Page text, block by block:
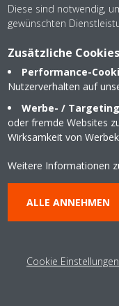
Die
Entdecken Sie die
Diese sind notwendig,
gewünschten
Zusätzliche
Performance-
Nutzerverhalten auf
Werbe- /
oder fremde Websites
Wirksamkeit von
Weitere Informationen
ALLE ANNEHMEN
Cookie